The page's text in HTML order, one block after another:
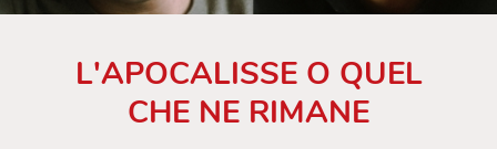
L'APOCALISSE O QUEL
CHE NE RIMANE